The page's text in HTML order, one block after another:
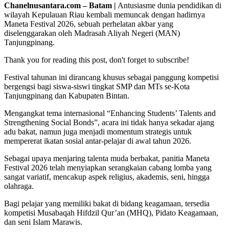
Chanelnusantara.com – Batam | Antusiasme dunia pendidikan di
wilayah Kepulauan Riau kembali memuncak dengan hadirnya
Maneta Festival 2026, sebuah perhelatan akbar yang
diselenggarakan oleh Madrasah Aliyah Negeri (MAN)
Tanjungpinang.
Thank you for reading this post, don't forget to subscribe!
Festival tahunan ini dirancang khusus sebagai panggung kompetisi
bergengsi bagi siswa-siswi tingkat SMP dan MTs se-Kota
Tanjungpinang dan Kabupaten Bintan.
Mengangkat tema internasional “Enhancing Students’ Talents and
Strengthening Social Bonds”, acara ini tidak hanya sekadar ajang
adu bakat, namun juga menjadi momentum strategis untuk
mempererat ikatan sosial antar-pelajar di awal tahun 2026.
Sebagai upaya menjaring talenta muda berbakat, panitia Maneta
Festival 2026 telah menyiapkan serangkaian cabang lomba yang
sangat variatif, mencakup aspek religius, akademis, seni, hingga
olahraga.
Bagi pelajar yang memiliki bakat di bidang keagamaan, tersedia
kompetisi Musabaqah Hifdzil Qur’an (MHQ), Pidato Keagamaan,
dan seni Islam Marawis.